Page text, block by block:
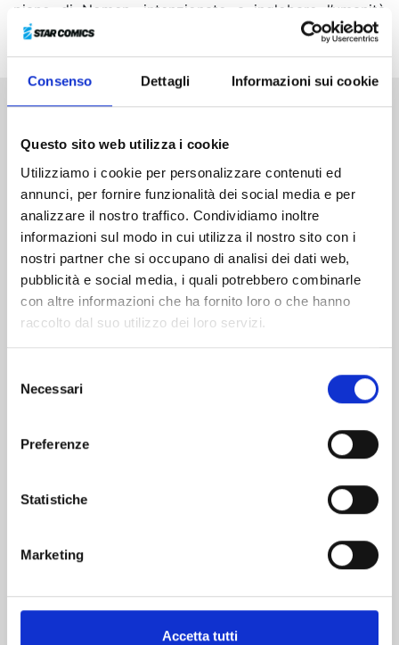
Consenso Dettagli Informazioni sui cookie
Questo sito web utilizza i cookie
Utilizziamo i cookie per personalizzare contenuti ed
annunci, per fornire funzionalità dei social media e per
analizzare il nostro traffico. Condividiamo inoltre
informazioni sul modo in cui utilizza il nostro sito con i
nostri partner che si occupano di analisi dei dati web,
pubblicità e social media, i quali potrebbero combinarle
con altre informazioni che ha fornito loro o che hanno
raccolto dal suo utilizzo dei loro servizi.
delNecessari
Preferenze
Statistiche
Marketing
Accetta tutti
piano di Nomen, intenzionato a inglobare l’umanità
intera!
Altri volumi della serie